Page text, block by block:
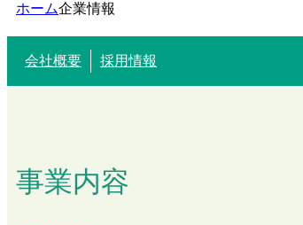
ホーム企業情報
会社概要 採用情報
事業内容